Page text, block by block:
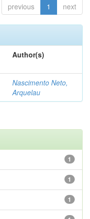
previous 1 next
Author(s)
Nascimento Neto,
Arquelau
1
1
1